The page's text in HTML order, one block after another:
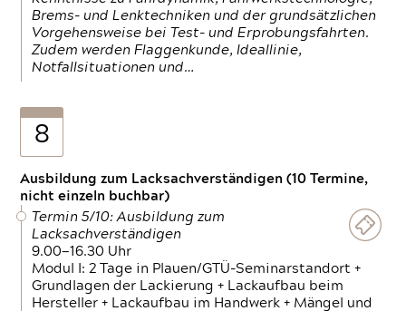
Brems- und Lenktechniken und der grundsätzlichen
Vorgehensweise bei Test- und Erprobungsfahrten.
Zudem werden Flaggenkunde, Ideallinie,
Notfallsituationen und…
8
Ausbildung zum Lacksachverständigen (10 Termine,
nicht einzeln buchbar)
Termin 5/10: Ausbildung zum
Lacksachverständigen
9.00—16.30 Uhr
Modul I: 2 Tage in Plauen/GTÜ-Seminarstandort +
Grundlagen der Lackierung + Lackaufbau beim
Hersteller + Lackaufbau im Handwerk + Mängel und